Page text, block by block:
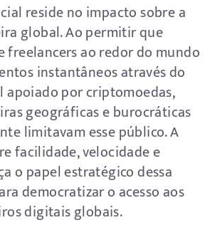
reside no impacto sobre a
global. Ao permitir que
freelancers ao redor do mundo
instantâneos através do
apoiado por criptomoedas,
geográficas e burocráticas
limitavam esse público. A
facilidade, velocidade e
o papel estratégico dessa
democratizar o acesso aos
digitais globais.